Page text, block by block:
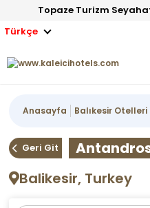
Topaze Turizm
Türkçe
Anasayfa Balıkesir Otelleri
Geri Git
Balikesir, Turkey